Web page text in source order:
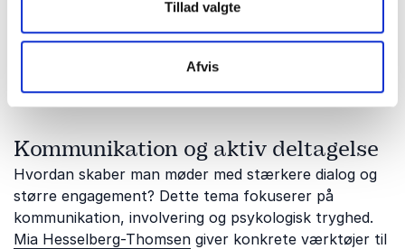
Tillad valgte
Afvis
balance i en travl arbejdsdag.Pia Hauge
sundere arbejdsvaner, fokus og bedre mødeformer,
effektivitet og fleksibilitet.
Kommunikation og aktiv deltagelse
Hvordan skaber man møder med stærkere dialog og
større engagement? Dette tema fokuserer på
kommunikation, involvering og psykologisk tryghed.
Mia Hesselberg-Thomsen giver konkrete værktøjer til